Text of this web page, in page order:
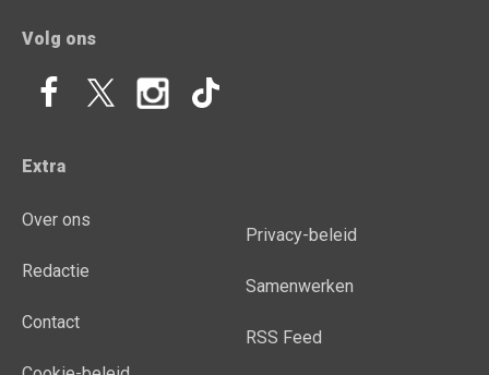
Volg ons
Extra
Over ons
Redactie
Contact
Privacy-beleid
Samenwerken
RSS Feed